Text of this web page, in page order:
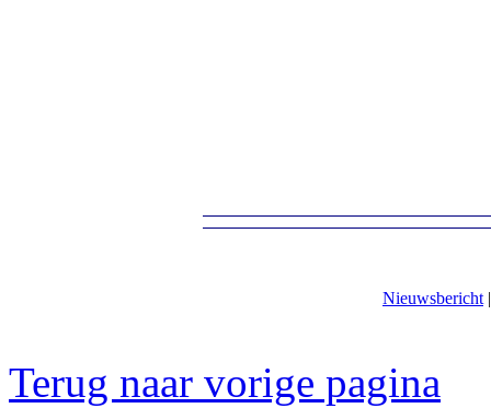
Nieuwsbericht
Terug naar vorige pagina